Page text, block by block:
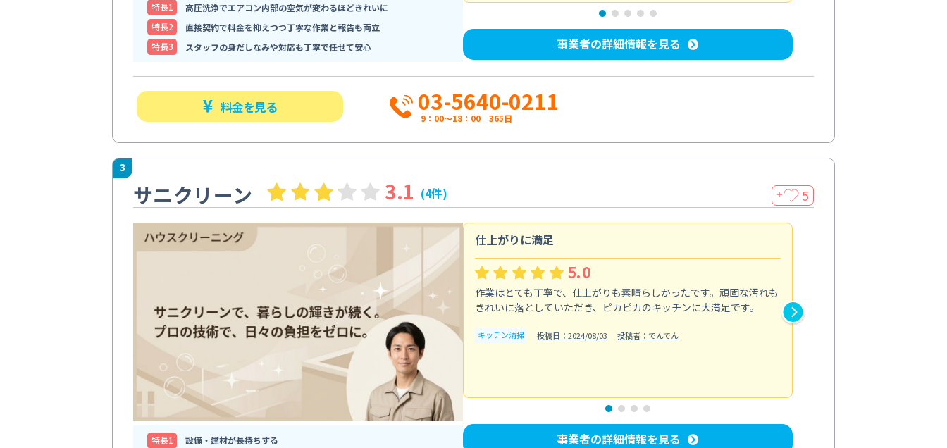
特⻑1
高圧洗浄でエアコン内部の空気が変わるほどきれいに
特⻑2
直接契約で料金を抑えつつ丁寧な作業と報告も両立
特⻑3
スタッフの身だしなみや対応も丁寧で任せて安心 事業者の詳細情報を見る
料金を見る 03-5640-0211
9：00～18：00 365日
3
サニクリーン 3.1 (4件) ＋ 5
特⻑1
設備・建材が長持ちする
仕上がりに満足
5.0
作業はとても丁寧で、仕上がりも素晴らしかったです。頑固な汚れも
きれいに落としていただき、ピカピカのキッチンに大満足です。
キッチン清掃 投稿日：2024/08/03 投稿者：でんでん
事業者の詳細情報を見る